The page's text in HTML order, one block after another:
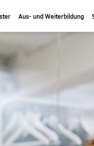
Aus- und Weiterbildung